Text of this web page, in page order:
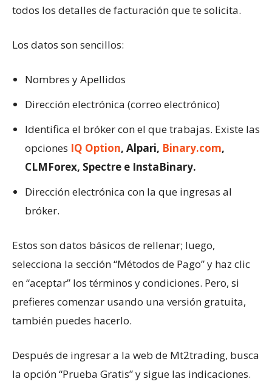
todos los detalles de facturación que te solicita.
Los datos son sencillos:
Nombres y Apellidos
Dirección electrónica (correo electrónico)
Identifica el bróker con el que trabajas. Existe las
opciones IQ Option, Alpari, Binary.com,
CLMForex, Spectre e InstaBinary.
Dirección electrónica con la que ingresas al
bróker.
Estos son datos básicos de rellenar; luego,
selecciona la sección “Métodos de Pago” y haz clic
en “aceptar” los términos y condiciones. Pero, si
prefieres comenzar usando una versión gratuita,
también puedes hacerlo.
Después de ingresar a la web de Mt2trading, busca
la opción “Prueba Gratis” y sigue las indicaciones.